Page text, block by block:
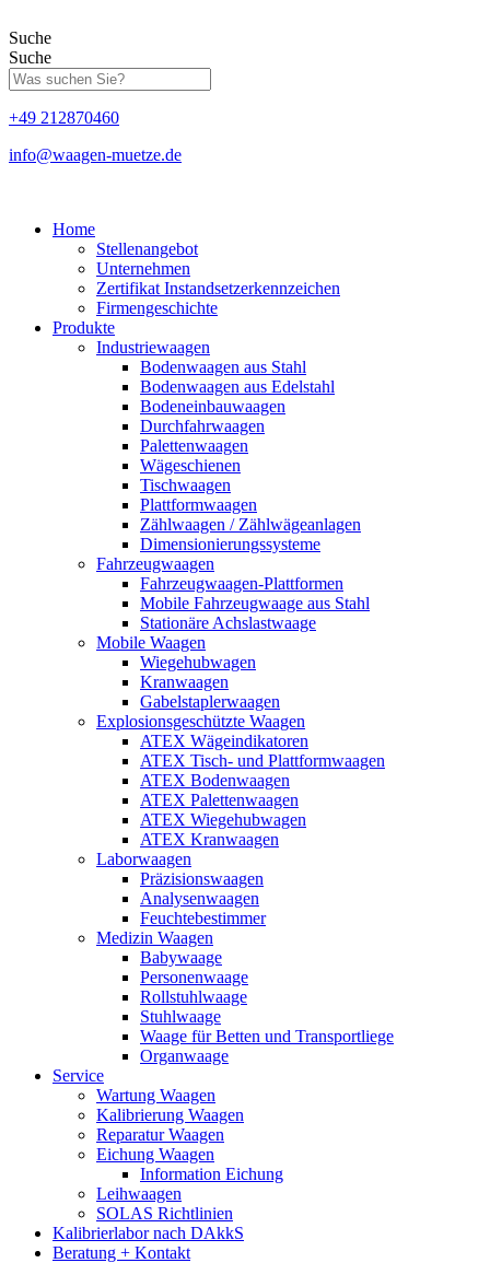
Inhalt
springen
Suche
Suche
+49 212870460
info@waagen-muetze.de
Home
Stellenangebot
Unternehmen
Zertifikat Instandsetzerkennzeichen
Firmengeschichte
Produkte
Industriewaagen
Bodenwaagen aus Stahl
Bodenwaagen aus Edelstahl
Bodeneinbauwaagen
Durchfahrwaagen
Palettenwaagen
Wägeschienen
Tischwaagen
Plattformwaagen
Zählwaagen / Zählwägeanlagen
Dimensionierungssysteme
Fahrzeugwaagen
Fahrzeugwaagen-Plattformen
Mobile Fahrzeugwaage aus Stahl
Stationäre Achslastwaage
Mobile Waagen
Wiegehubwagen
Kranwaagen
Gabelstaplerwaagen
Explosionsgeschützte Waagen
ATEX Wägeindikatoren
ATEX Tisch- und Plattformwaagen
ATEX Bodenwaagen
ATEX Palettenwaagen
ATEX Wiegehubwagen
ATEX Kranwaagen
Laborwaagen
Präzisionswaagen
Analysenwaagen
Feuchtebestimmer
Medizin Waagen
Babywaage
Personenwaage
Rollstuhlwaage
Stuhlwaage
Waage für Betten und Transportliege
Organwaage
Service
Wartung Waagen
Kalibrierung Waagen
Reparatur Waagen
Eichung Waagen
Information Eichung
Leihwaagen
SOLAS Richtlinien
Kalibrierlabor nach DAkkS
Beratung + Kontakt